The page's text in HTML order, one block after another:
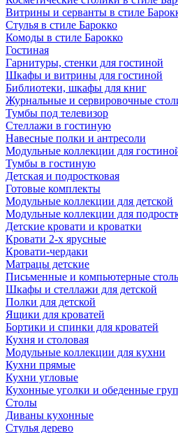
Витрины и серванты в стиле
Стулья в стиле Барокко
Комоды в стиле Барокко
Гостиная
Гарнитуры, стенки для гостиной
Шкафы и витрины для гостиной
Библиотеки, шкафы для книг
Журнальные и сервировочные
Тумбы под телевизор
Стеллажи в гостиную
Навесные полки и антресоли
Модульные коллекции для
Тумбы в гостиную
Детская и подростковая
Готовые комплекты
Модульные коллекции для детской
Модульные коллекции для
Детские кровати и кроватки
Кровати 2-х ярусные
Кровати-чердаки
Матрацы детские
Письменные и компьютерные
Шкафы и стеллажи для детской
Полки для детской
Ящики для кроватей
Бортики и спинки для кроватей
Кухня и столовая
Модульные коллекции для кухни
Кухни прямые
Кухни угловые
Кухонные уголки и обеденные
Столы
Диваны кухонные
Стулья дерево